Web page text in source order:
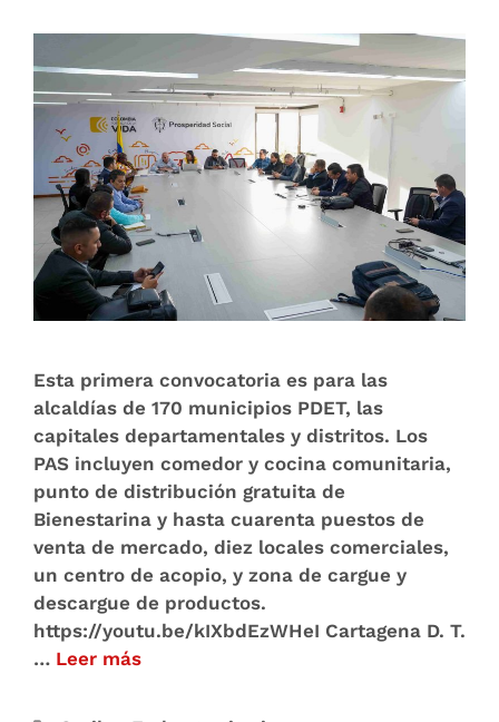
Esta primera convocatoria es para las
alcaldías de 170 municipios PDET, las
capitales departamentales y distritos. Los
PAS incluyen comedor y cocina comunitaria,
punto de distribución gratuita de
Bienestarina y hasta cuarenta puestos de
venta de mercado, diez locales comerciales,
un centro de acopio, y zona de cargue y
descargue de productos.
https://youtu.be/kIXbdEzWHeI Cartagena D. T.
… Leer más